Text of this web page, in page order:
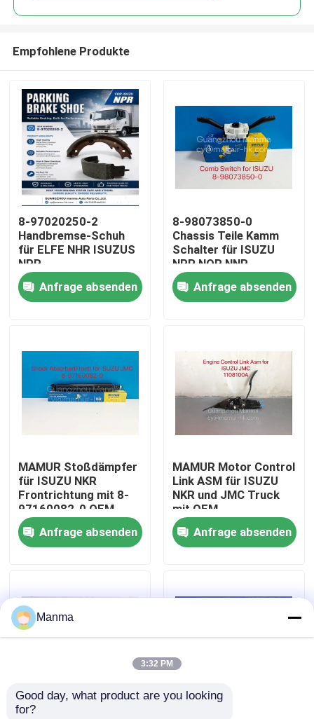
Über uns
Qualitätskontrolle
Treten Sie mit uns in Verbindung
LKW-Autoteil
Isuzu Engine Parts
Empfohlene Produkte
8-97020250-2
Handbremse-Schuh
für ELFE NHR ISUZUS
NPR
Anfrage absenden
8-98073850-0
Chassis Teile Kamm
Schalter für ISUZU
NPR NQR NNR
Anfrage absenden
MAMUR Stoßdämpfer
für ISUZU NKR
Frontrichtung mit 8-
97160082-0 OEM-
Nummer ISUZU
Chassis Teile
Anfrage absenden
MAMUR Motor Control
Link ASM für ISUZU
NKR und JMC Truck
mit OEM-
Kompatibilität
Anfrage absenden
MAMUR Relais-
Manma
3:32 PM
Good day, what product are you looking
for?